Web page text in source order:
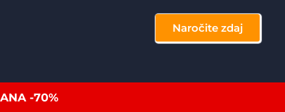
Naročite zdaj
-70%